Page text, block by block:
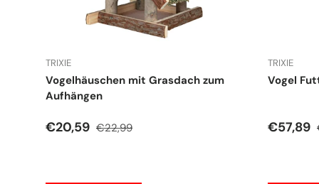
TRIXIE
Vogelhäuschen mit Grasdach zum
Aufhängen
Verkaufspreis
€20,59 Normaler Preis
€22,99
TRIXIE
Vogel
€57,89